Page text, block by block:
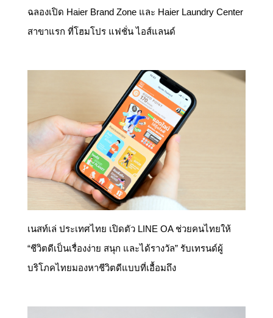
ฉลองเปิด Haier Brand Zone และ Haier Laundry Center
สาขาแรก ที่โฮมโปร แฟชั่น ไอส์แลนด์
เนสท์เล่ ประเทศไทย เปิดตัว LINE OA ช่วยคนไทยให้
“ชีวิตดีเป็นเรื่องง่าย สนุก และได้รางวัล” รับเทรนด์ผู้
บริโภคไทยมองหาชีวิตดีแบบที่เอื้อมถึง